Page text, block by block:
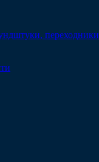
переходники